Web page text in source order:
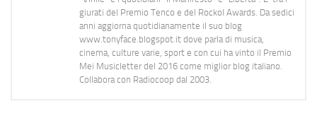
giurati del Premio Tenco e del Rockol Awards. Da sedici
anni aggiorna quotidianamente il suo blog
www.tonyface.blogspot.it dove parla di musica,
cinema, culture varie, sport e con cui ha vinto il Premio
Mei Musicletter del 2016 come miglior blog italiano.
Collabora con Radiocoop dal 2003.